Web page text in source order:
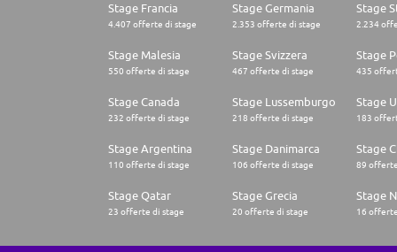
Stage Francia
4.407 offerte di stage
Stage Germania
2.353 offerte di stage
Stage
2.234
Stage Malesia
550 offerte di stage
Stage Svizzera
467 offerte di stage
Stage
435
Stage Canada
232 offerte di stage
Stage Lussemburgo
218 offerte di stage
Stage
183
Stage Argentina
110 offerte di stage
Stage Danimarca
106 offerte di stage
Stage
89
Stage Qatar
23 offerte di stage
Stage Grecia
20 offerte di stage
Stage
16